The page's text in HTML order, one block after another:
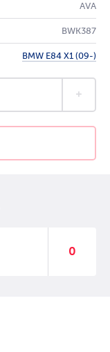
AVA
BWK387
BMW E84 X1 (09-)
0